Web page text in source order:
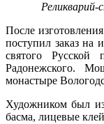
После
поступил заказ на
святого Русской
Радонежского.
монастыре
Художником был
басма, лицевые